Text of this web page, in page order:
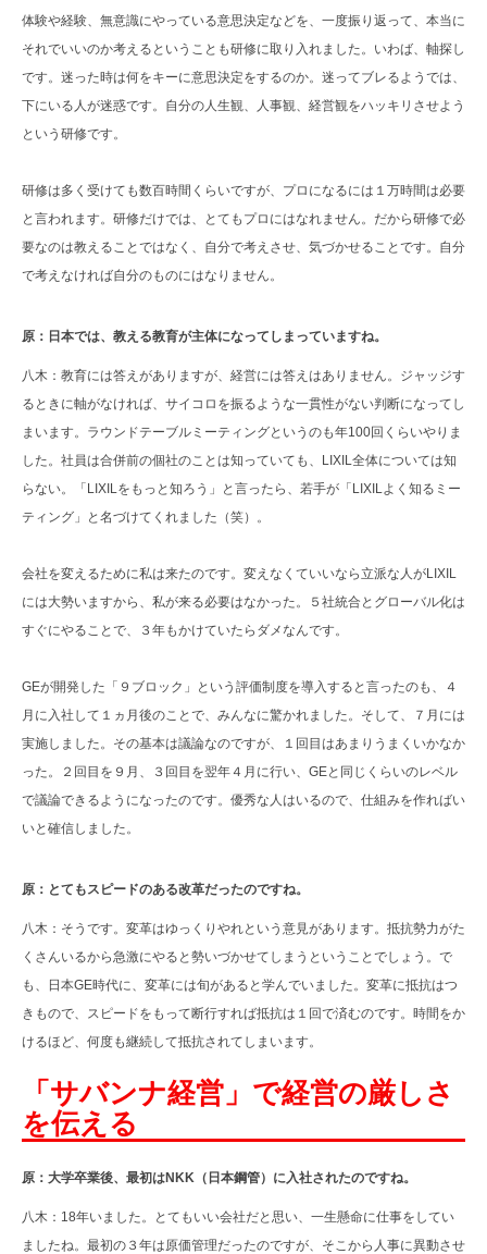
体験や経験、無意識にやっている意思決定などを、一度振り返って、本当に
それでいいのか考えるということも研修に取り入れました。いわば、軸探し
です。迷った時は何をキーに意思決定をするのか。迷ってブレるようでは、
下にいる人が迷惑です。自分の人生観、人事観、経営観をハッキリさせよう
という研修です。
研修は多く受けても数百時間くらいですが、プロになるには１万時間は必要
と言われます。研修だけでは、とてもプロにはなれません。だから研修で必
要なのは教えることではなく、自分で考えさせ、気づかせることです。自分
で考えなければ自分のものにはなりません。
原：日本では、教える教育が主体になってしまっていますね。
八木：教育には答えがありますが、経営には答えはありません。ジャッジす
るときに軸がなければ、サイコロを振るような一貫性がない判断になってし
まいます。ラウンドテーブルミーティングというのも年100回くらいやりま
した。社員は合併前の個社のことは知っていても、LIXIL全体については知
らない。「LIXILをもっと知ろう」と言ったら、若手が「LIXILよく知るミー
ティング」と名づけてくれました（笑）。
会社を変えるために私は来たのです。変えなくていいなら立派な人がLIXIL
には大勢いますから、私が来る必要はなかった。５社統合とグローバル化は
すぐにやることで、３年もかけていたらダメなんです。
GEが開発した「９ブロック」という評価制度を導入すると言ったのも、４
月に入社して１ヵ月後のことで、みんなに驚かれました。そして、７月には
実施しました。その基本は議論なのですが、１回目はあまりうまくいかなか
った。２回目を９月、３回目を翌年４月に行い、GEと同じくらいのレベル
で議論できるようになったのです。優秀な人はいるので、仕組みを作ればい
いと確信しました。
原：とてもスピードのある改革だったのですね。
八木：そうです。変革はゆっくりやれという意見があります。抵抗勢力がた
くさんいるから急激にやると勢いづかせてしまうということでしょう。で
も、日本GE時代に、変革には旬があると学んでいました。変革に抵抗はつ
きもので、スピードをもって断行すれば抵抗は１回で済むのです。時間をか
けるほど、何度も継続して抵抗されてしまいます。
「サバンナ経営」で経営の厳しさ
を伝える
原：大学卒業後、最初はNKK（日本鋼管）に入社されたのですね。
八木：18年いました。とてもいい会社だと思い、一生懸命に仕事をしてい
ましたね。最初の３年は原価管理だったのですが、そこから人事に異動させ